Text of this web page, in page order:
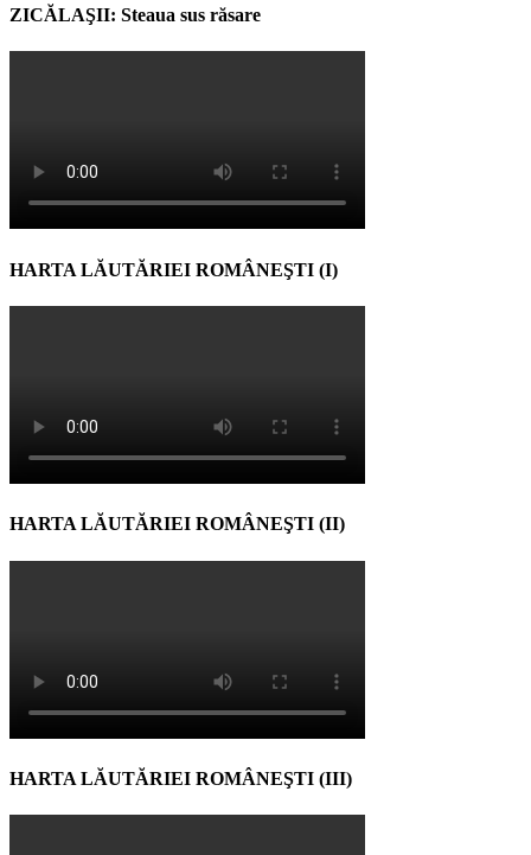
ZICĂLAŞII: Steaua sus răsare
HARTA LĂUTĂRIEI ROMÂNEŞTI (I)
HARTA LĂUTĂRIEI ROMÂNEŞTI (II)
HARTA LĂUTĂRIEI ROMÂNEŞTI (III)